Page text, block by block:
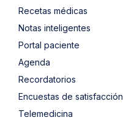
Recetas médicas
Notas inteligentes
Portal paciente
Agenda
Recordatorios
Encuestas de satisfacción
Telemedicina